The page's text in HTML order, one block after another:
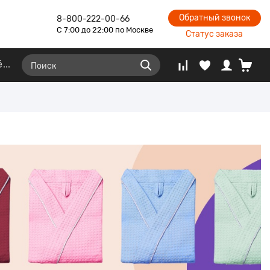
8-800-222-00-66
С 7:00 до 22:00 по Москве
Обратный звонок
Статус заказа